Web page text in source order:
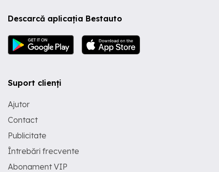
Descarcă aplicația Bestauto
Suport clienți
Ajutor
Contact
Publicitate
Întrebări frecvente
Abonament VIP